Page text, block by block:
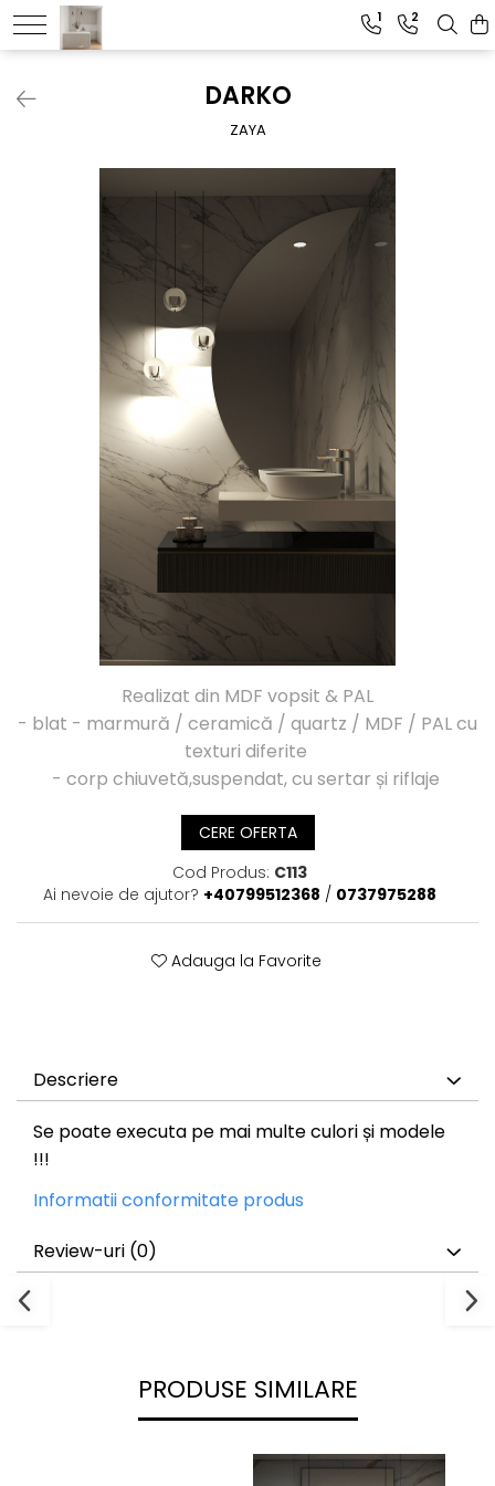
1 2
DARKO
ZAYA
Realizat din MDF vopsit & PAL
- blat - marmură / ceramică / quartz / MDF / PAL cu
texturi diferite
- corp chiuvetă,suspendat, cu sertar și riflaje
CERE OFERTA
Cod Produs: C113
Ai nevoie de ajutor? +40799512368 / 0737975288
Adauga la Favorite
Descriere
Se poate executa pe mai multe culori și modele
!!!
Informatii conformitate produs
Review-uri (0)
PRODUSE SIMILARE